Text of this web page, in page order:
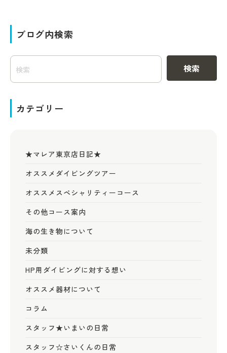
ブログ内検索
検索
カテゴリー
★マレア東京店日記★
オススメダイビングツアー
オススメスペシャリティーコース
その他コース案内
海の生き物について
未分類
HP用ダイビングに対する想い
オススメ器材について
コラム
スタッフ★いまいの日常
スタッフ☆さいくんの日常